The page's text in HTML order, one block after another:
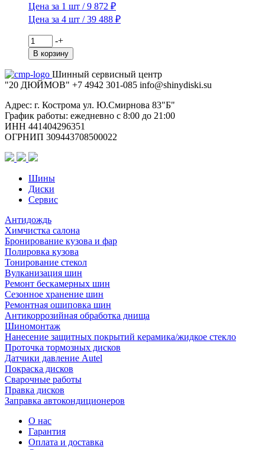
Цена за 1 шт / 9 872 ₽
Цена за 4 шт / 39 488 ₽
Количество
товара
Viatti
245/70R16
107T
S/T
V-
526
TL
-+
В корзину
Шинный сервисный центр
"20 ДЮЙМОВ" +7 4942 301-085 info@shinydiski.su
Адрес: г. Кострома ул. Ю.Смирнова 83"Б"
График работы: ежедневно с 8:00 до 21:00
ИНН 441404296351
ОГРНИП 309443708500022
Шины
Диски
Сервис
Антидождь
Химчистка салона
Бронирование кузова и фар
Полировка кузова
Тонирование стекол
Вулканизация шин
Ремонт бескамерных шин
Сезонное хранение шин
Ремонтная ошиповка шин
Антикоррозийная обработка днища
Шиномонтаж
Нанесение защитных покрытий керамика/жидкое стекло
Проточка тормозных дисков
Датчики давление Autel
Покраска дисков
Сварочные работы
Правка дисков
Заправка автокондиционеров
О нас
Гарантия
Оплата и доставка